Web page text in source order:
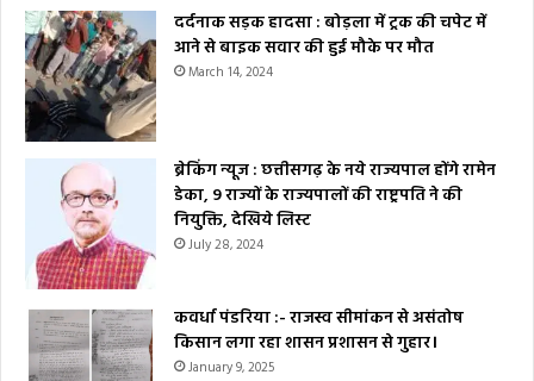
दर्दनाक सड़क हादसा : बोड़ला में ट्रक की चपेट में
आने से बाइक सवार की हुई मौके पर मौत
March 14, 2024
ब्रेकिंग न्यूज : छत्तीसगढ़ के नये राज्यपाल होंगे रामेन
डेका, 9 राज्यों के राज्यपालों की राष्ट्रपति ने की
नियुक्ति, देखिये लिस्ट
July 28, 2024
कवर्धा पंडरिया :- राजस्व सीमांकन से असंतोष
किसान लगा रहा शासन प्रशासन से गुहार।
January 9, 2025